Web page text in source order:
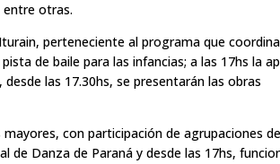
entre otras.
perteneciente al programa que coordina
de baile para las infancias; a las 17hs la
las 17.30hs, se presentarán las obras
con participación de agrupaciones
de Danza de Paraná y desde las 17hs,